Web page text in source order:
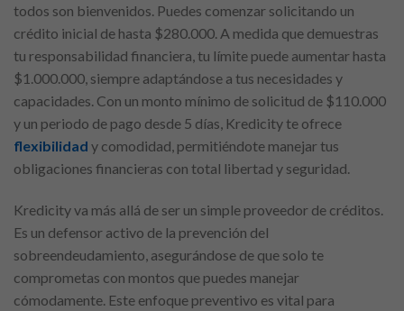
todos son bienvenidos. Puedes comenzar solicitando un
crédito inicial de hasta $280.000. A medida que demuestras
tu responsabilidad financiera, tu límite puede aumentar hasta
$1.000.000, siempre adaptándose a tus necesidades y
capacidades. Con un monto mínimo de solicitud de $110.000
y un periodo de pago desde 5 días, Kredicity te ofrece
flexibilidad y comodidad, permitiéndote manejar tus
obligaciones financieras con total libertad y seguridad.
Kredicity va más allá de ser un simple proveedor de créditos.
Es un defensor activo de la prevención del
sobreendeudamiento, asegurándose de que solo te
comprometas con montos que puedes manejar
cómodamente. Este enfoque preventivo es vital para